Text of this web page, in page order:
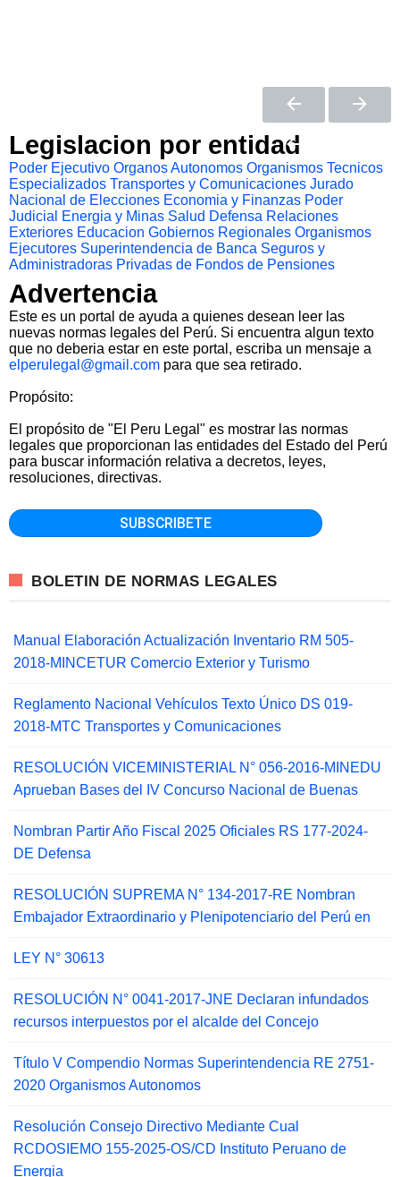
Legislacion por entidad
Poder Ejecutivo Organos Autonomos Organismos Tecnicos
Especializados Transportes y Comunicaciones Jurado
Nacional de Elecciones Economia y Finanzas Poder
Judicial
Energia y Minas Salud Defensa Relaciones
Exteriores Educacion Gobiernos Regionales Organismos
Ejecutores Superintendencia de Banca Seguros y
Administradoras Privadas de Fondos de Pensiones
Advertencia
Este es un portal de ayuda a quienes desean leer las
nuevas normas legales del Perú. Si encuentra algun texto
que no deberia estar en este portal, escriba un mensaje a
elperulegal@gmail.com para que sea retirado.
Propósito:
El propósito de "El Peru Legal" es mostrar las normas
legales que proporcionan las entidades del Estado del Perú
para buscar información relativa a decretos, leyes,
resoluciones, directivas.
BOLETIN DE NORMAS LEGALES
Manual Elaboración Actualización Inventario RM 505-
2018-MINCETUR Comercio Exterior y Turismo
Reglamento Nacional Vehículos Texto Único DS 019-
2018-MTC Transportes y Comunicaciones
RESOLUCIÓN VICEMINISTERIAL N° 056-2016-MINEDU
Aprueban Bases del IV Concurso Nacional de Buenas
Nombran Partir Año Fiscal 2025 Oficiales RS 177-2024-
DE Defensa
RESOLUCIÓN SUPREMA N° 134-2017-RE Nombran
Embajador Extraordinario y Plenipotenciario del Perú en
LEY N° 30613
RESOLUCIÓN N° 0041-2017-JNE Declaran infundados
recursos interpuestos por el alcalde del Concejo
Título V Compendio Normas Superintendencia RE 2751-
2020 Organismos Autonomos
Resolución Consejo Directivo Mediante Cual
RCDOSIEMO 155-2025-OS/CD Instituto Peruano de
Energia